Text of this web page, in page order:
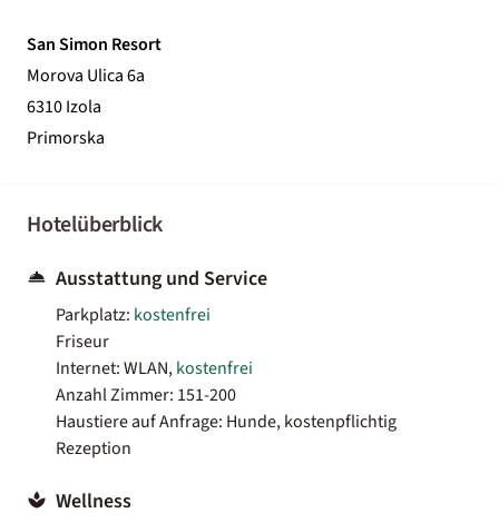
San Simon Resort
Morova Ulica 6a
6310 Izola
Primorska
Hotelüberblick
Ausstattung und Service
Parkplatz: kostenfrei
Friseur
Internet: WLAN,kostenfrei
Anzahl Zimmer: 151-200
Haustiere auf Anfrage: Hunde, kostenpflichtig
Rezeption
Wellness